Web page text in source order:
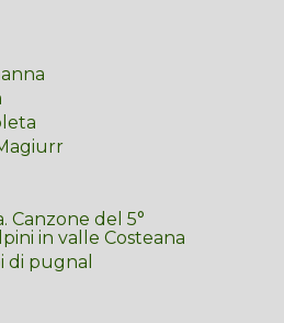
Canzone del 5°
in valle Costeana
di pugnal